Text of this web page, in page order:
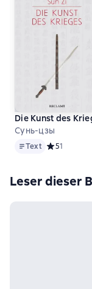
Die Kunst des
Сунь-цзы
TextText Средний
51
Leser dieser